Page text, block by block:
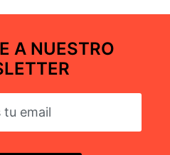
A NUESTRO